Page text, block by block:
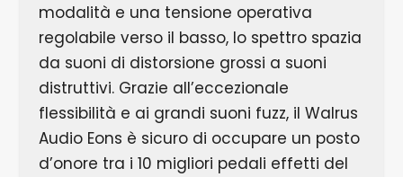
modalità e una tensione operativa
regolabile verso il basso, lo spettro spazia
da suoni di distorsione grossi a suoni
distruttivi. Grazie all’eccezionale
flessibilità e ai grandi suoni fuzz, il Walrus
Audio Eons è sicuro di occupare un posto
d’onore tra i 10 migliori pedali effetti del